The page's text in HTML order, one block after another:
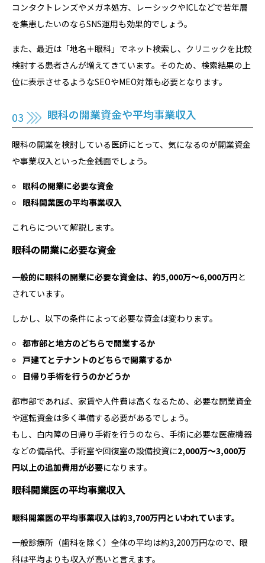
コンタクトレンズやメガネ処方、レーシックやICLなどで若年層
を集患したいのならSNS運用も効果的でしょう。
また、最近は「地名＋眼科」でネット検索し、クリニックを比較
検討する患者さんが増えてきています。そのため、検索結果の上
位に表示させるようなSEOやMEO対策も必要となります。
眼科の開業資金や平均事業収入
眼科の開業を検討している医師にとって、気になるのが開業資金
や事業収入といった金銭面でしょう。
眼科の開業に必要な資金
眼科開業医の平均事業収入
これらについて解説します。
眼科の開業に必要な資金
一般的に眼科の開業に必要な資金は、約5,000万〜6,000万円と
されています。
しかし、以下の条件によって必要な資金は変わります。
都市部と地方のどちらで開業するか
戸建てとテナントのどちらで開業するか
日帰り手術を行うのかどうか
都市部であれば、家賃や人件費は高くなるため、必要な開業資金
や運転資金は多く準備する必要があるでしょう。
もし、白内障の日帰り手術を行うのなら、手術に必要な医療機器
などの備品代、手術室や回復室の設備投資に2,000万〜3,000万
円以上の追加費用が必要になります。
眼科開業医の平均事業収入
眼科開業医の平均事業収入は約3,700万円といわれています。
一般診療所（歯科を除く）全体の平均は約3,200万円なので、眼
科は平均よりも収入が高いと言えます。